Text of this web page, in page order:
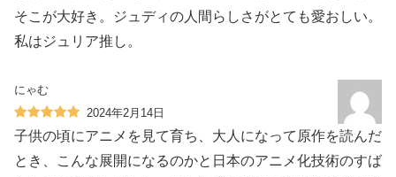
そこが大好き。ジュディの人間らしさがとても愛おしい。
私はジュリア推し。
にゃむ
2024年2月14日
子供の頃にアニメを見て育ち、大人になって原作を読んだ
とき、こんな展開になるのかと日本のアニメ化技術のすば